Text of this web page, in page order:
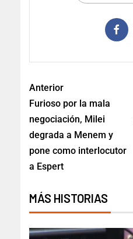
Anterior
Furioso por la mala
negociación, Milei
degrada a Menem y
pone como interlocutor
a Espert
MÁS HISTORIAS